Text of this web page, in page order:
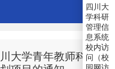
大学青年教师科
四川大
学科研
管理信
息系统
校内访
问（校